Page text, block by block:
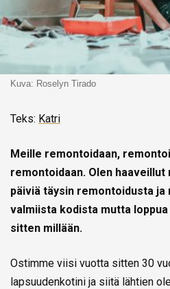
Kuva: Roselyn Tirado
Teks: Katri
Meille remontoidaan,
remontoidaan. Olen haaveillut
päiviä täysin remontoidusta ja
valmiista kodista mutta
sitten millään.
Ostimme viisi vuotta sitten 30
lapsuudenkotini ja siitä lähtien